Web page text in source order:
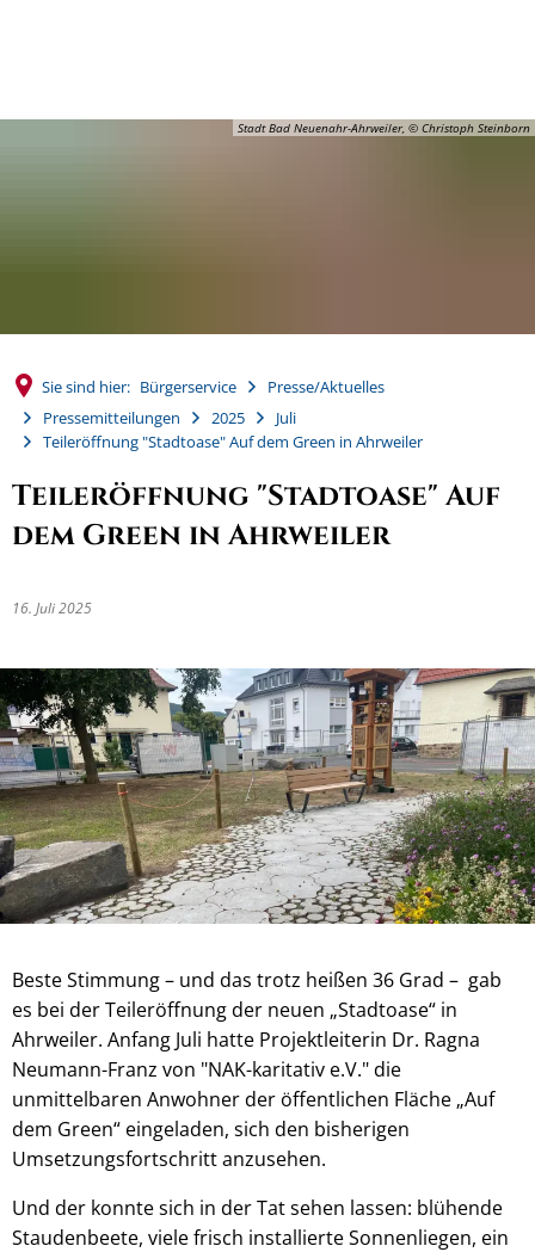
Stadt Bad Neuenahr-Ahrweiler, © Christoph Steinborn
Sie sind hier: Bürgerservice
Presse/Aktuelles
Pressemitteilungen
2025
Juli
Teileröffnung "Stadtoase" Auf dem Green in Ahrweiler
Teileröffnung "Stadtoase" Auf
dem Green in Ahrweiler
16. Juli 2025
Beste Stimmung – und das trotz heißen 36 Grad – gab
es bei der Teileröffnung der neuen „Stadtoase“ in
Ahrweiler. Anfang Juli hatte Projektleiterin Dr. Ragna
Neumann-Franz von "NAK-karitativ e.V." die
unmittelbaren Anwohner der öffentlichen Fläche „Auf
dem Green“ eingeladen, sich den bisherigen
Umsetzungsfortschritt anzusehen.
Und der konnte sich in der Tat sehen lassen: blühende
Staudenbeete, viele frisch installierte Sonnenliegen, ein